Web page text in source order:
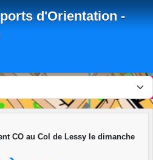
d'Orientation -
CO au Col de Lessy le dimanche